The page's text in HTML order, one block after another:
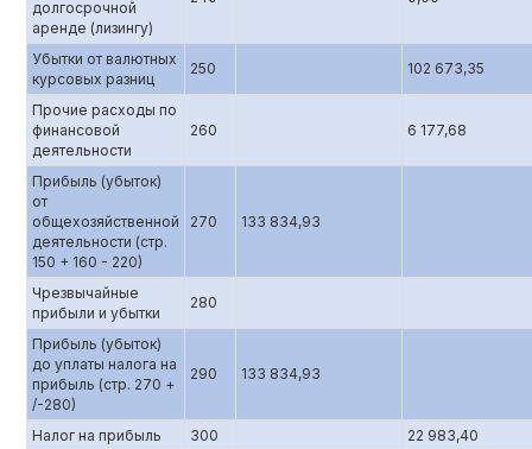
долгосрочной
аренде (лизингу)
Убытки от валютных
курсовых разниц
250 102 673,35
Прочие расходы по
финансовой
деятельности
260 6 177,68
Прибыль (убыток)
от
общехозяйственной
деятельности (стр.
150 + 160 - 220)
270 133 834,93
Чрезвычайные
прибыли и убытки
280
Прибыль (убыток)
до уплаты налога на
прибыль (стр. 270 +
/-280)
290 133 834,93
Налог на прибыль 300
22 983,40